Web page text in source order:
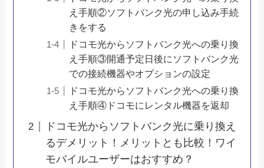
え手順②ソフトバンク光の申し込み手続
きをする
ドコモ光からソフトバンク光への乗り換
え手順③開通予定日後にソフトバンク光
での接続機器やオプションの設定
ドコモ光からソフトバンク光への乗り換
え手順④ドコモにレンタル機器を返却
ドコモ光からソフトバンク光に乗り換え
るデメリット！メリットとも比較！ワイ
モバイルユーザーはおすすめ？